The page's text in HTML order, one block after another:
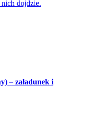
dojdzie.
– załadunek i